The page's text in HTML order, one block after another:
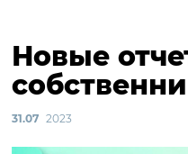
Новые
31.07 2023